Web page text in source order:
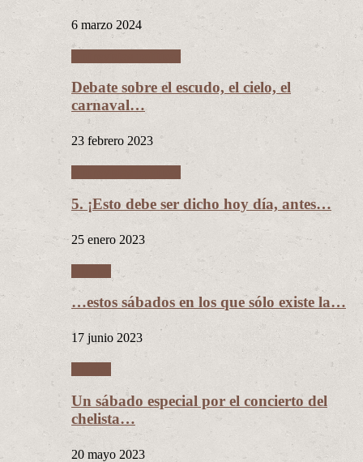
6 marzo 2024
Debate sobre el escudo, el cielo, el
carnaval…
23 febrero 2023
5. ¡Esto debe ser dicho hoy día, antes…
25 enero 2023
…estos sábados en los que sólo existe la…
17 junio 2023
Un sábado especial por el concierto del
chelista…
20 mayo 2023